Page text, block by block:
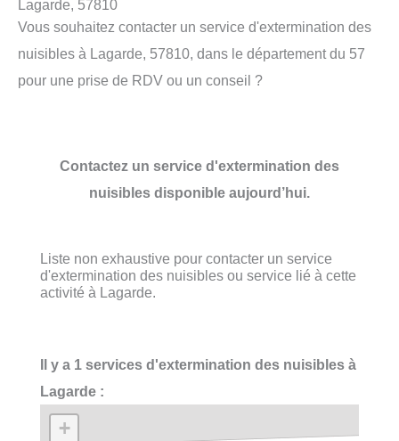
Lagarde, 57810
Vous souhaitez contacter un service d'extermination des
nuisibles à Lagarde, 57810, dans le département du 57
pour une prise de RDV ou un conseil ?
Contactez un service d'extermination des
nuisibles disponible aujourd’hui.
Liste non exhaustive pour contacter un service
d'extermination des nuisibles ou service lié à cette
activité à Lagarde.
Il y a 1 services d'extermination des nuisibles à
Lagarde :
+